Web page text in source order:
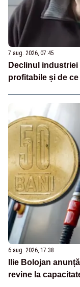
7 aug. 2026, 07:45
Declinul
profitabile și de
6 aug. 2026, 17:38
Ilie Bolojan
revine la